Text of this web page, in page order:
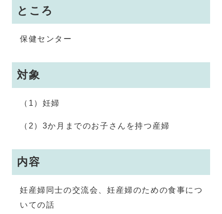
ところ
保健センター
対象
（1）妊婦
（2）3か月までのお子さんを持つ産婦
内容
妊産婦同士の交流会、妊産婦のための食事につ
いての話